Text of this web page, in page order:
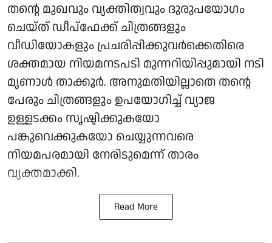
തന്റെ മുഖവും വ്യക്തിത്വവും ദുരുപയോഗം
ചെയ്ത് ഡീപ്‌ഫേക്ക് ചിത്രങ്ങളും
വീഡിയോകളും പ്രചരിപ്പിക്കുവർക്കെതിരെ
ശക്തമായ നിയമനടപടി മുന്നറിയിപ്പുമായി നടി
മൃണാൾ താക്കൂർ. അനുമതിയില്ലാതെ തന്റെ
പേരും ചിത്രങ്ങളും ഉപയോഗിച്ച് വ്യാജ
ഉള്ളടക്കം സൃഷ്ടിക്കുകയോ
പങ്കുവെക്കുകയോ ചെയ്യുന്നവരെ
നിയമപരമായി നേരിടുമെന്ന് താരം
വ്യക്തമാക്കി.
Read More